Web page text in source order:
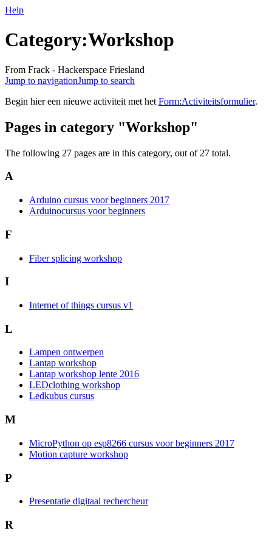
Help
Category:Workshop
From Frack - Hackerspace Friesland
Jump to navigationJump to search
Begin hier een nieuwe activiteit met het Form:Activiteitsformulier.
Pages in category "Workshop"
The following 27 pages are in this category, out of 27 total.
A
Arduino cursus voor beginners 2017
Arduinocursus voor beginners
F
Fiber splicing workshop
I
Internet of things cursus v1
L
Lampen ontwerpen
Lantap workshop
Lantap workshop lente 2016
LEDclothing workshop
Ledkubus cursus
M
MicroPython op esp8266 cursus voor beginners 2017
Motion capture workshop
P
Presentatie digitaal rechercheur
R